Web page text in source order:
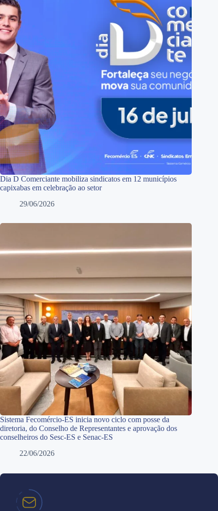
Dia D Comerciante mobiliza sindicatos em 12 municípios
capixabas em celebração ao setor
29/06/2026
Sistema Fecomércio-ES inicia novo ciclo com posse da
diretoria, do Conselho de Representantes e aprovação dos
conselheiros do Sesc-ES e Senac-ES
22/06/2026